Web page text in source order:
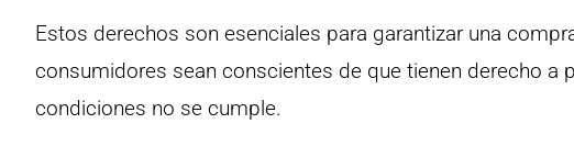
Estos derechos son esenciales para garantizar una
consumidores sean conscientes de que tienen derecho a
condiciones no se cumple.